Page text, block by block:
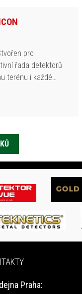
pro
řada detektorů
terénu i každé…
Praha: